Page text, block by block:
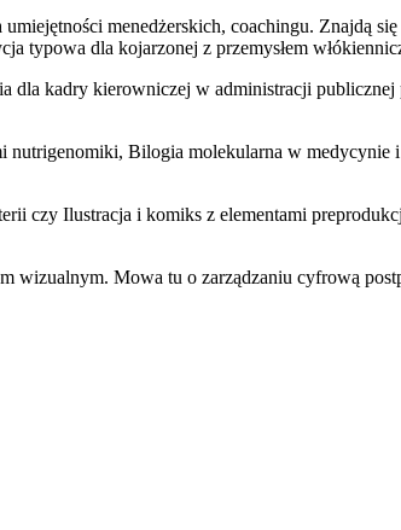
menedżerskich, coachingu. Znajdą
typowa dla kojarzonej z przemysłem
kadry kierowniczej w administracji publicznej
nutrigenomiki, Bilogia molekularna w
czy Ilustracja i komiks z elementami
wizualnym. Mowa tu o zarządzaniu cyfrową